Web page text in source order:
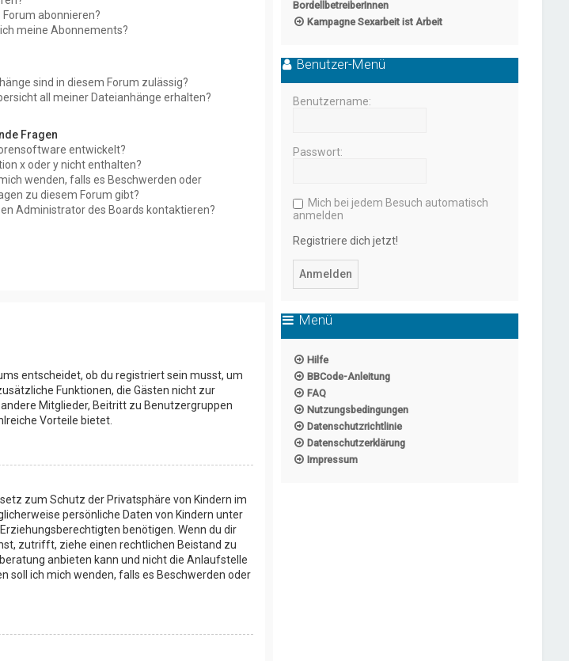
Forum abonnieren?
meine Abonnements?
sind in diesem Forum zulässig?
all meiner Dateianhänge erhalten?
Fragen
entwickelt?
x oder y nicht enthalten?
wenden, falls es Beschwerden oder
zu diesem Forum gibt?
Administrator des Boards kontaktieren?
entscheidet, ob du registriert sein musst, um
Funktionen, die Gästen nicht zur
Mitglieder, Beitritt zu Benutzergruppen
Vorteile bietet.
zum Schutz der Privatsphäre von Kindern im
persönliche Daten von Kindern unter
benötigen. Wenn du dir
zutrifft, ziehe einen rechtlichen Beistand zu
anbieten kann und nicht die Anlaufstelle
soll ich mich wenden, falls es Beschwerden oder
BordellbetreiberInnen
Kampagne Sexarbeit ist Arbeit
Benutzer-Menü
Benutzername:
Passwort:
Mich bei jedem Besuch automatisch
anmelden
Registriere dich jetzt!
Menü
Hilfe
BBCode-Anleitung
FAQ
Nutzungsbedingungen
Datenschutzrichtlinie
Datenschutzerklärung
Impressum